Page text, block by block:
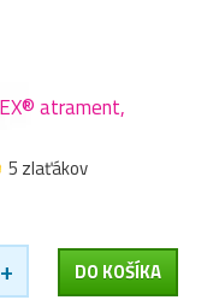
atrament,
5 zlaťákov
+ DO KOŠÍKA